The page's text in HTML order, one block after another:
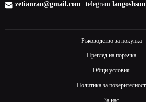
zetianrao@gmail.com telegram:langoshsun
Ръководство за покупка
Преглед на поръчка
Общи условия
Политика за поверителност
За нас